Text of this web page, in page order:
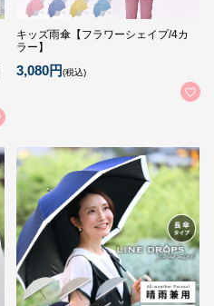
キッズ雨傘【フラワーシェイプ/4カ
ラー】
3,080円(税込)